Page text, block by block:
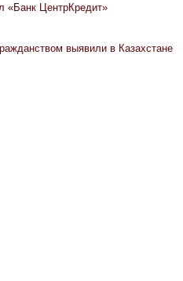
«Банк ЦентрКредит»
выявили в Казахстане